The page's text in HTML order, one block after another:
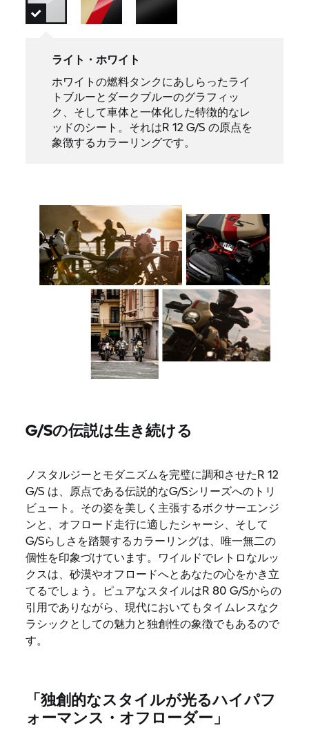
ライト・ホワイト
ホワイトの燃料タンクにあしらったライ
トブルーとダークブルーのグラフィッ
ク、そして車体と一体化した特徴的なレ
ッドのシート。それはR 12 G/S の原点を
象徴するカラーリングです。
G/Sの伝説は生き続ける
ノスタルジーとモダニズムを完璧に調和させたR 12
G/S は、原点である伝説的なG/Sシリーズへのトリ
ビュート。その姿を美しく主張するボクサーエンジ
ンと、オフロード走行に適したシャーシ、そして
G/Sらしさを踏襲するカラーリングは、唯一無二の
個性を印象づけています。ワイルドでレトロなルッ
クスは、砂漠やオフロードへとあなたの心をかき立
てるでしょう。ピュアなスタイルはR 80 G/Sからの
引用でありながら、現代においてもタイムレスなク
ラシックとしての魅力と独創性の象徴でもあるので
す。
「独創的なスタイルが光るハイパフ
ォーマンス・オフローダー」